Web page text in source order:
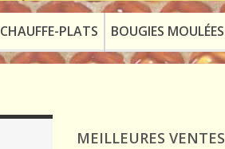
CHAUFFE-PLATS BOUGIES MOULÉES
MEILLEURES VENTES